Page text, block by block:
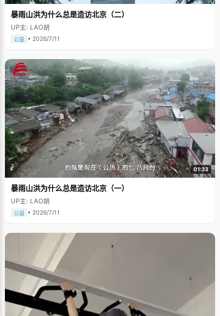
暴雨山洪为什么总是造访北京（二）
UP主: LAO胡
公益 • 2026/7/11
01:33
暴雨山洪为什么总是造访北京（一）
UP主: LAO胡
公益 • 2026/7/11